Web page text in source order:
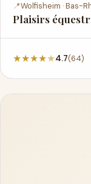
📍Wolfisheim · Bas-
Plaisirs
★★★★★4.7(64)